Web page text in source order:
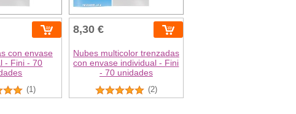
con envase
- Fini - 70
(1)
8,30 €
Nubes multicolor trenzadas
con envase individual - Fini
- 70 unidades
(2)